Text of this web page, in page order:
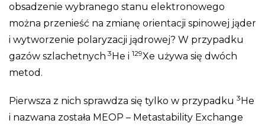
obsadzenie wybranego stanu elektronowego
można przenieść na zmianę orientacji spinowej jąder
i wytworzenie polaryzacji jądrowej? W przypadku
gazów szlachetnych 3He i 129Xe używa się dwóch
metod.
Pierwsza z nich sprawdza się tylko w przypadku 3He
i nazwana została MEOP – Metastability Exchange